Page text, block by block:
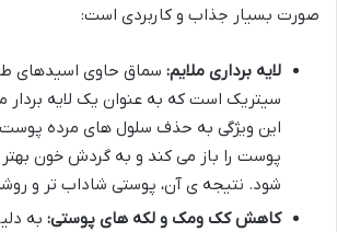
صورت بسیار جذاب و کاربردی است:
لایه برداری ملایم: سماق حاوی اسیدهای
سیتریک است که به عنوان یک لایه بردار
این ویژگی به حذف سلول های مرده پوست
پوست را باز می کند و به گردش خون
شود. نتیجه ی آن، پوستی شاداب تر و
کاهش کک ومک و لکه های پوستی: به